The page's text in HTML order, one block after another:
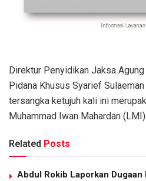
Direktur Penyidikan Jaksa
Pidana Khusus Syarief
tersangka ketujuh kali ini
Muhammad Iwan Mahardan (LMI).
Related Posts
Abdul Rokib Laporkan